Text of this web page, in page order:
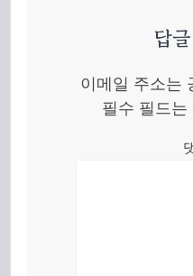
답
이메일 주소는
필수 필드는